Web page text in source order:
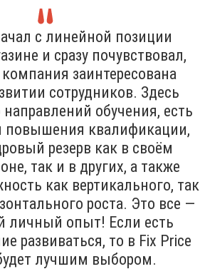
с линейной позиции
и сразу почувствовал,
заинтересована
сотрудников. Здесь
обучения, есть
повышения квалификации,
резерв как в своём
так и в других, а также
как вертикального, так
роста. Это все —
личный опыт! Если есть
развиваться, то в Fix Price
лучшим выбором.